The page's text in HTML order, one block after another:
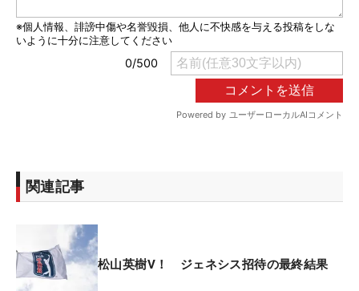
関連記事
松山英樹V！ ジェネシス招待の最終結果